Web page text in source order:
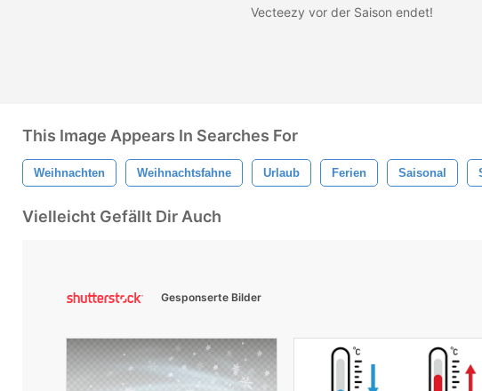
Vecteezy vor der Saison endet!
This Image Appears In Searches For
Weihnachten Weihnachtsfahne Urlaub Ferien Saisonal
Vielleicht Gefällt Dir Auch
Gesponserte Bilder